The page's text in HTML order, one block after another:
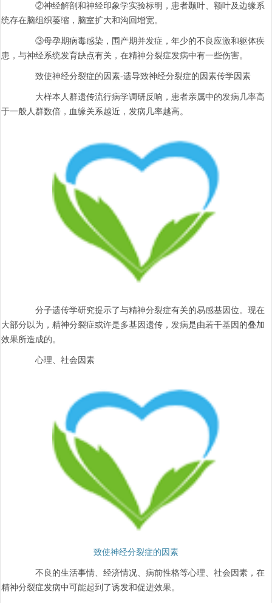
②神经解剖和神经印象学实验标明，患者颞叶、额叶及边缘系
统存在脑组织萎缩，脑室扩大和沟回增宽。
③母孕期病毒感染，围产期并发症，年少的不良应激和躯体疾
患，与神经系统发育缺点有关，在精神分裂症发病中有一些伤害。
致使神经分裂症的因素-遗导致神经分裂症的因素传学因素
大样本人群遗传流行病学调研反响，患者亲属中的发病几率高
于一般人群数倍，血缘关系越近，发病几率越高。
分子遗传学研究提示了与精神分裂症有关的易感基因位。现在
大部分以为，精神分裂症或许是多基因遗传，发病是由若干基因的叠加
效果所造成的。
心理、社会因素
致使神经分裂症的因素
不良的生活事情、经济情况、病前性格等心理、社会因素，在
精神分裂症发病中可能起到了诱发和促进效果。